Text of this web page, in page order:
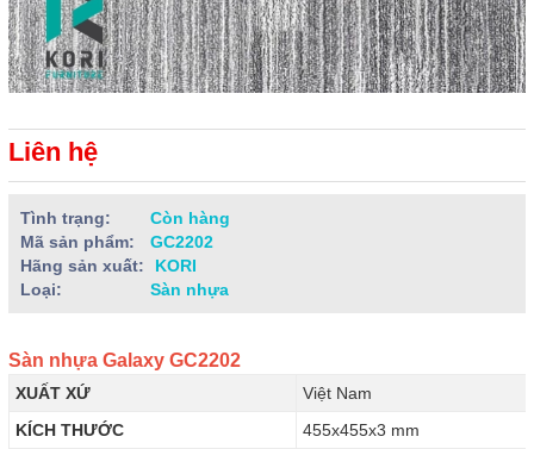
Liên hệ
Tình trạng:
Còn hàng
Mã sản phẩm:
GC2202
Hãng sản xuất:
KORI
Loại:
Sàn nhựa
Sàn nhựa Galaxy GC2202
XUẤT XỨ
Việt Nam
KÍCH THƯỚC
455x455x3 mm